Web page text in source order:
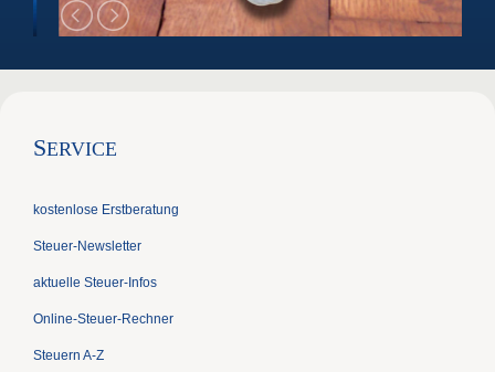
SERVICE
kostenlose Erstberatung
Steuer-Newsletter
aktuelle Steuer-Infos
Online-Steuer-Rechner
Steuern A-Z